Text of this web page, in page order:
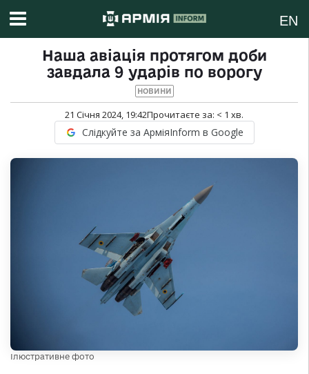
EN
Наша авіація протягом доби
завдала 9 ударів по ворогу
НОВИНИ
21 Січня 2024, 19:42Прочитаєте за: < 1 хв.
Слідкуйте за АрміяInform в Google
Ілюстративне фото